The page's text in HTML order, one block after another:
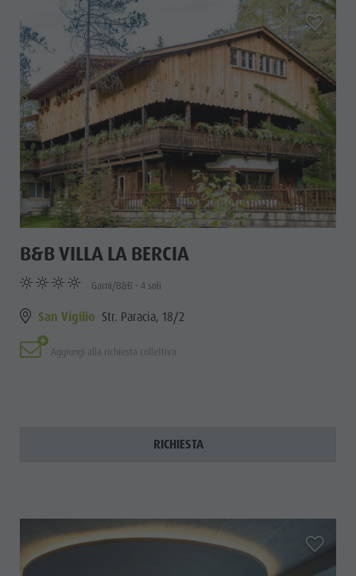
B&B VILLA LA BERCIA
Garni/B&B - 4 soli
San Vigilio Str. Paracia, 18/2
Aggiungi alla richiesta collettiva
RICHIESTA